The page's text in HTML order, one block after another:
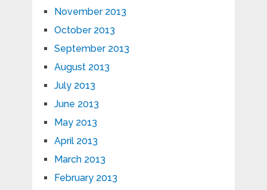
November 2013
October 2013
September 2013
August 2013
July 2013
June 2013
May 2013
April 2013
March 2013
February 2013